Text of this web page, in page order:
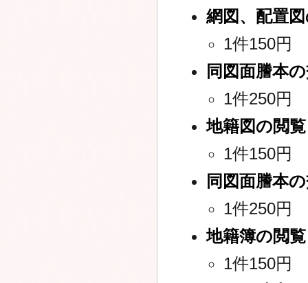
網図、配置
1件150円
同図面謄本
1件250円
地籍図の閲覧
1件150円
同図面謄本
1件250円
地籍簿の閲覧
1件150円